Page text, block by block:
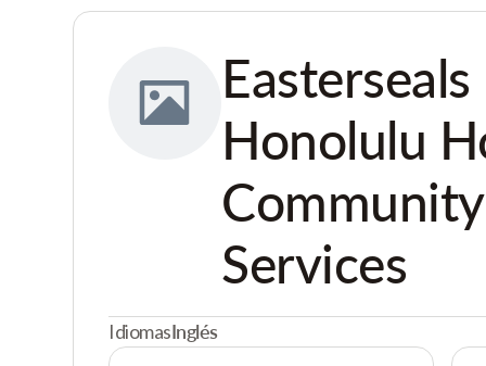
Honolulu
Services
IdiomasInglés